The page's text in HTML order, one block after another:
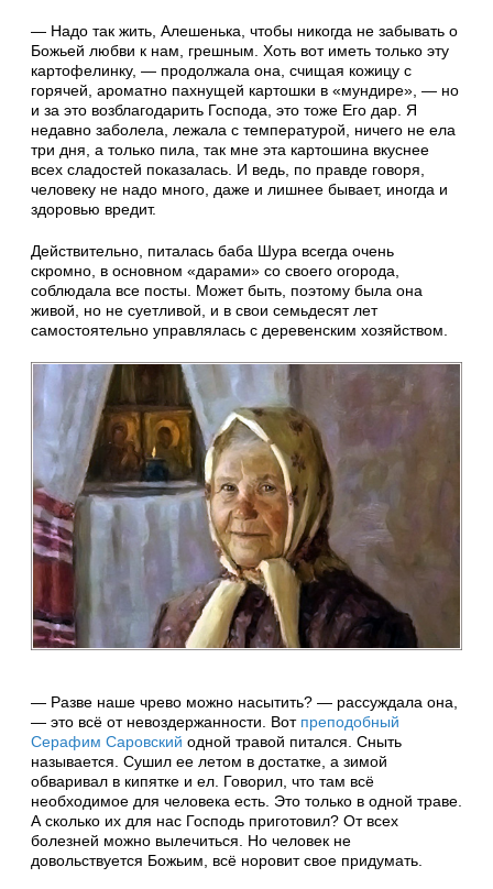
— Надо так жить, Алешенька, чтобы никогда не забывать о
Божьей любви к нам, грешным. Хоть вот иметь только эту
картофелинку, — продолжала она, счищая кожицу с
горячей, ароматно пахнущей картошки в «мундире», — но
и за это возблагодарить Господа, это тоже Его дар. Я
недавно заболела, лежала с температурой, ничего не ела
три дня, а только пила, так мне эта картошина вкуснее
всех сладостей показалась. И ведь, по правде говоря,
человеку не надо много, даже и лишнее бывает, иногда и
здоровью вредит.
Действительно, питалась баба Шура всегда очень
скромно, в основном «дарами» со своего огорода,
соблюдала все посты. Может быть, поэтому была она
живой, но не суетливой, и в свои семьдесят лет
самостоятельно управлялась с деревенским хозяйством.
— Разве наше чрево можно насытить? — рассуждала она,
— это всё от невоздержанности. Вот преподобный
Серафим Саровский одной травой питался. Сныть
называется. Сушил ее летом в достатке, а зимой
обваривал в кипятке и ел. Говорил, что там всё
необходимое для человека есть. Это только в одной траве.
А сколько их для нас Господь приготовил? От всех
болезней можно вылечиться. Но человек не
довольствуется Божьим, всё норовит свое придумать.